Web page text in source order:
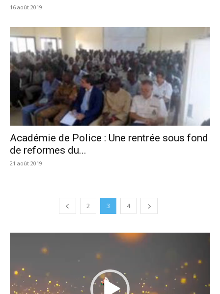
16 août 2019
Académie de Police : Une rentrée sous fond
de reformes du...
21 août 2019
2 3 4